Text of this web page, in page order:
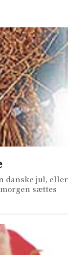
danske jul, eller
sættes